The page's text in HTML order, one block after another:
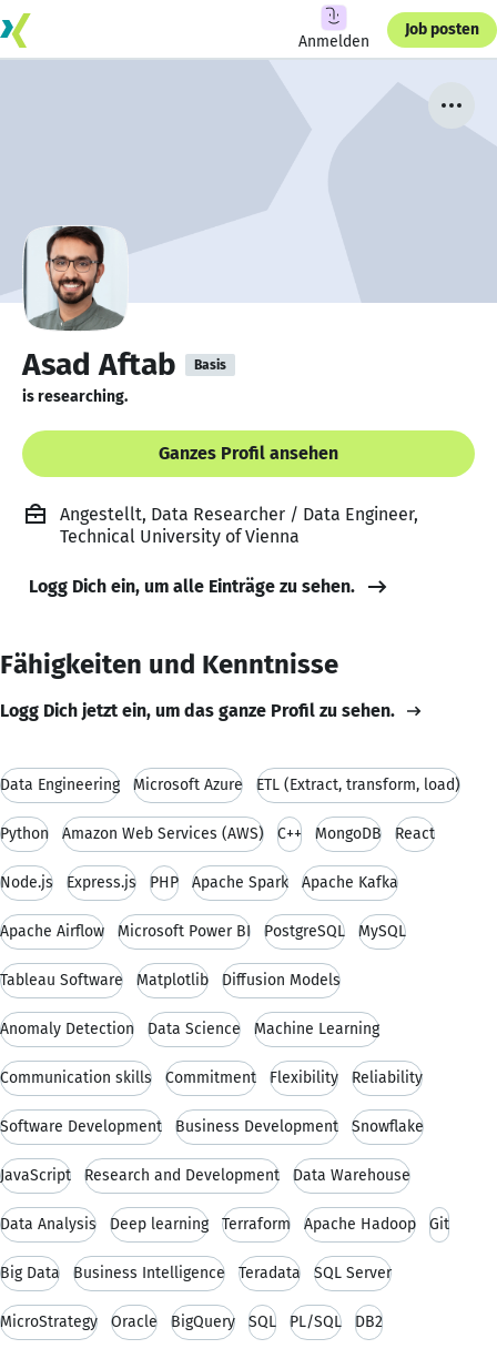
Anmelden
Job posten
Asad Aftab Basis
is researching.
Ganzes Profil ansehen
Angestellt, Data Researcher / Data Engineer,
Technical University of Vienna
Logg Dich ein, um alle Einträge zu sehen.
Fähigkeiten und Kenntnisse
Logg Dich jetzt ein, um das ganze Profil zu sehen.
Data Engineering Microsoft Azure ETL (Extract, transform, load)
Python Amazon Web Services (AWS) C++ MongoDB React
Node.js Express.js PHP Apache Spark Apache Kafka
Apache Airflow Microsoft Power BI PostgreSQL MySQL
Tableau Software Matplotlib Diffusion Models
Anomaly Detection Data Science Machine Learning
Communication skills Commitment Flexibility Reliability
Software Development Business Development Snowflake
JavaScript Research and Development Data Warehouse
Data Analysis Deep learning Terraform Apache Hadoop Git
Big Data Business Intelligence Teradata SQL Server
MicroStrategy Oracle BigQuery SQL PL/SQL DB2